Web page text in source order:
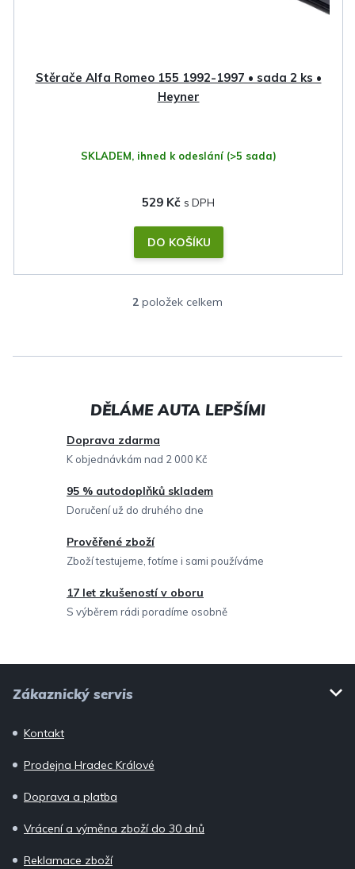
Stěrače Alfa Romeo 155 1992-1997 • sada 2 ks •
Heyner
SKLADEM, ihned k odeslání (>5 sada)
529 Kč
DO KOŠÍKU
O
l
a
í
p
r
y
v
ý
2 položek celkem
Doprava zdarma
K objednávkám nad 2 000 Kč
95 % autodoplňků skladem
Doručení už do druhého dne
Prověřené zboží
Zboží testujeme, fotíme i sami používáme
17 let zkušeností v oboru
S výběrem rádi poradíme osobně
Zákaznický servis
Kontakt
Prodejna Hradec Králové
Doprava a platba
Vrácení a výměna zboží do 30 dnů
Reklamace zboží